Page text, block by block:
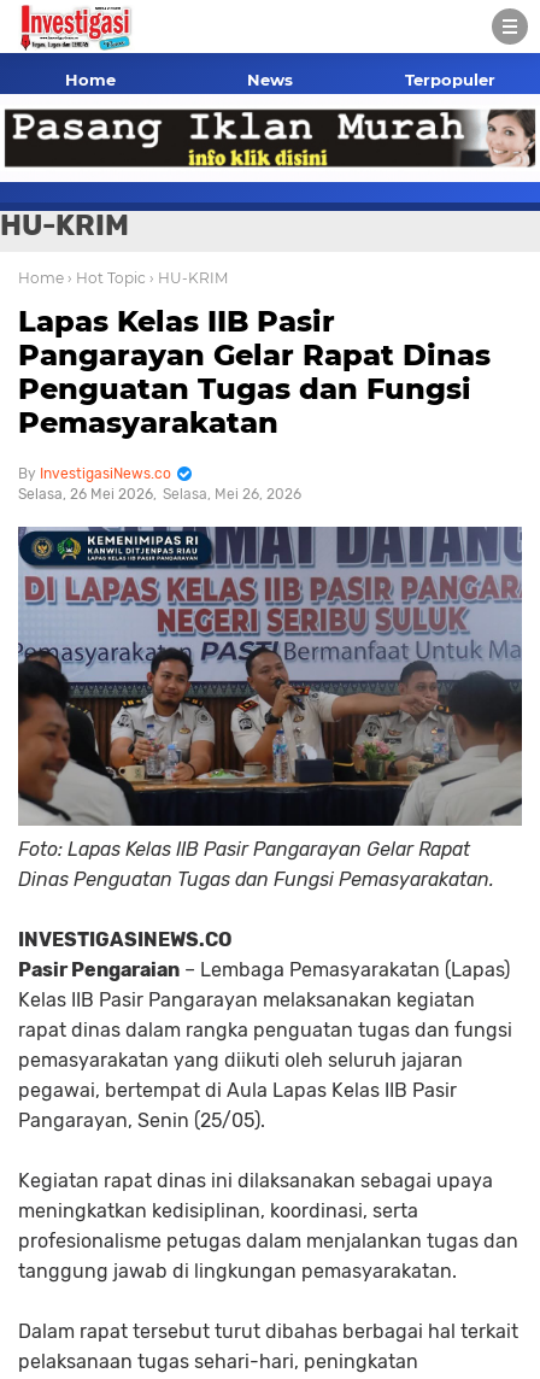
Home News Terpopuler
HU-KRIM
Home › Hot Topic › HU-KRIM
Lapas Kelas IIB Pasir
Pangarayan Gelar Rapat Dinas
Penguatan Tugas dan Fungsi
Pemasyarakatan
InvestigasiNews.co
Selasa, 26 Mei 2026 Selasa, Mei 26, 2026
Foto: Lapas Kelas IIB Pasir Pangarayan Gelar Rapat
Dinas Penguatan Tugas dan Fungsi Pemasyarakatan.
INVESTIGASINEWS.CO
Pasir Pengaraian – Lembaga Pemasyarakatan (Lapas)
Kelas IIB Pasir Pangarayan melaksanakan kegiatan
rapat dinas dalam rangka penguatan tugas dan fungsi
pemasyarakatan yang diikuti oleh seluruh jajaran
pegawai, bertempat di Aula Lapas Kelas IIB Pasir
Pangarayan, Senin (25/05).
Kegiatan rapat dinas ini dilaksanakan sebagai upaya
meningkatkan kedisiplinan, koordinasi, serta
profesionalisme petugas dalam menjalankan tugas dan
tanggung jawab di lingkungan pemasyarakatan.
Dalam rapat tersebut turut dibahas berbagai hal terkait
pelaksanaan tugas sehari-hari, peningkatan